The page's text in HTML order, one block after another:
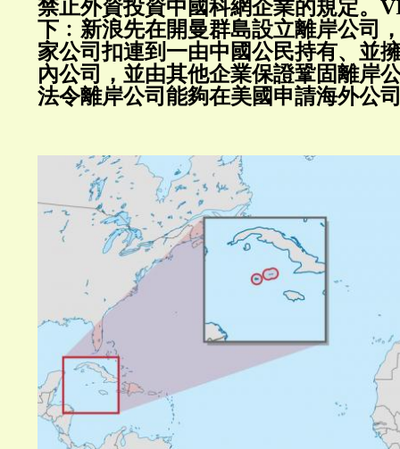
禁止外資投資中國科網企業的規定。
下﹕新浪先在開曼群島設立離岸公司
家公司扣連到一由中國公民持有、並
內公司，並由其他企業保證鞏固離岸
法令離岸公司能夠在美國申請海外公